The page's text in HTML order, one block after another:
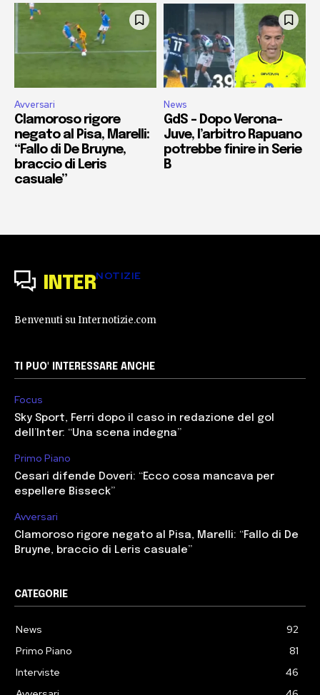
Avversari
Clamoroso rigore
negato al Pisa, Marelli:
“Fallo di De Bruyne,
braccio di Leris
casuale”
News
GdS – Dopo Verona-
Juve, l’arbitro Rapuano
potrebbe finire in Serie
B
INTERNOTIZIE
Benvenuti su Internotizie.com
TI PUO' INTERESSARE ANCHE
Focus
Sky Sport, Ferri dopo il caso in redazione del gol
dell’Inter: “Una scena indegna”
Primo Piano
Cesari difende Doveri: “Ecco cosa mancava per
espellere Bisseck”
Avversari
Clamoroso rigore negato al Pisa, Marelli: “Fallo di De
Bruyne, braccio di Leris casuale”
CATEGORIE
News
92
Primo Piano
81
Interviste
46